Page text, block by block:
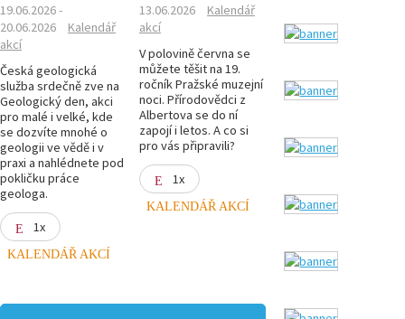
19.06.2026 -
20.06.2026
Kalendář
akcí
Česká geologická
služba srdečně zve na
Geologický den, akci
pro malé i velké, kde
se dozvíte mnohé o
geologii ve vědě i v
praxi a nahlédnete pod
pokličku práce
geologa.
1x
KALENDÁŘ AKCÍ
13.06.2026
Kalendář
akcí
V polovině června se
můžete těšit na 19.
ročník Pražské muzejní
noci. Přírodovědci z
Albertova se do ní
zapojí i letos. A co si
pro vás připravili?
1x
KALENDÁŘ AKCÍ